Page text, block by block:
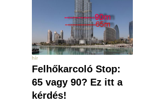
hír
Felhőkarcoló Stop:
65 vagy 90? Ez itt a
kérdés!